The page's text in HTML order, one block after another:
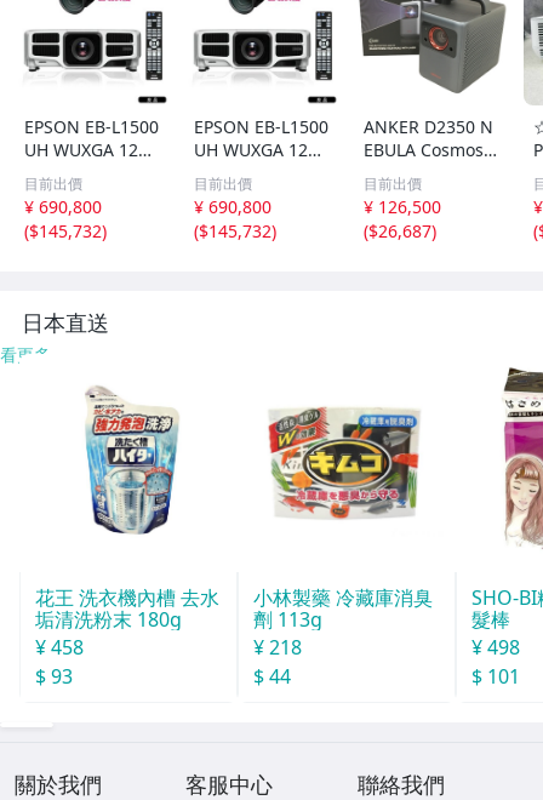
EPSON EB-L1500
UH WUXGA 1200
0lm 4K対応 レー
ザー光源搭載 ビ
ジネスプロジェク
ターレンズ付きE
グ 中古美品
目前出價
¥ 690,800
($145,732)
EPSON EB-L1500
UH WUXGA 1200
0lm 4K対応 レー
ザー光源搭載 ビ
ジネスプロジェク
ターレンズ付きE
目前出價
¥ 690,800
($145,732)
ANKER D2350 N
EBULA Cosmos L
aser 4K アンカー
レーザー プロジ
ェクター 家電 中
古 N10827312
目前出價
¥ 126,500
($26,687)
(
日本直送
看更多
花王 洗衣機內槽 去水
垢清洗粉末 180g
¥ 458
$ 93
小林製藥 冷藏庫消臭
劑 113g
¥ 218
$ 44
SHO-
髮棒
¥ 498
$ 101
關於我們 客服中心 聯絡我們